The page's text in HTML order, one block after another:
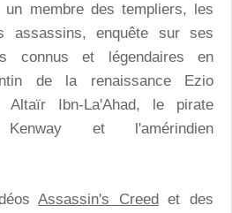
un membre des templiers, les
assassins, enquête sur ses
connus et légendaires en
de la renaissance Ezio
Altaïr Ibn-La'Ahad, le pirate
et l'amérindien
Assassin's Creedet des